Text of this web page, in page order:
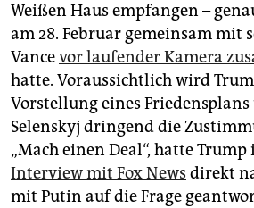
Weißen Haus empfangen –
am 28. Februar gemeinsam mit
Vancevor laufender Kamera
hatte. Voraussichtlich wird
Vorstellung eines
Selenskyj dringend die
„Mach einen Deal“, hatte
Interview mit Fox News direkt
mit Putin auf die Frage